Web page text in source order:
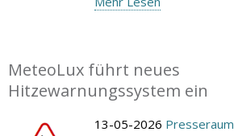
MeteoLux führt neues
Hitzewarnungssystem ein
13-05-2026 Presseraum